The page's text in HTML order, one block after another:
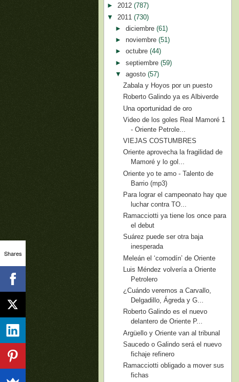
► 2012 (787)
▼ 2011 (730)
► diciembre (61)
► noviembre (51)
► octubre (44)
► septiembre (59)
▼ agosto (57)
Zabala y Hoyos por un puesto
Roberto Galindo ya es Albiverde
Una oportunidad de oro
Video de los goles Real Mamoré 1
- Oriente Petrole...
VIEJAS COSTUMBRES
Oriente aprovecha la fragilidad de
Mamoré y lo gol...
Oriente yo te amo - Talento de
Barrio (mp3)
Para lograr el campeonato hay que
luchar contra TO...
Ramacciotti ya tiene los once para
el debut
Suárez puede ser otra baja
inesperada
Meleán el ‘comodín’ de Oriente
Luis Méndez volvería a Oriente
Petrolero
¿Cuándo veremos a Carvallo,
Delgadillo, Ágreda y G...
Roberto Galindo es el nuevo
delantero de Oriente P...
Argüello y Oriente van al tribunal
Saucedo o Galindo será el nuevo
fichaje refinero
Ramacciotti obligado a mover sus
fichas
Shares